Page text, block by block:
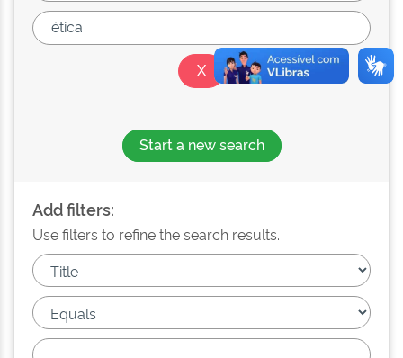
Start a new search
Add filters:
Use filters to refine the search results.